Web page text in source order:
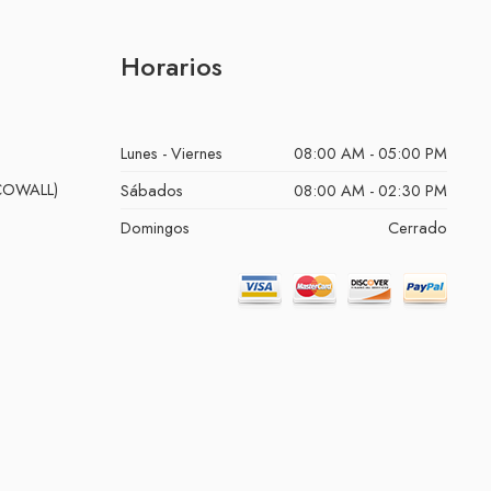
Horarios
Lunes - Viernes
08:00 AM - 05:00 PM
Sábados
08:00 AM - 02:30 PM
Domingos
Cerrado